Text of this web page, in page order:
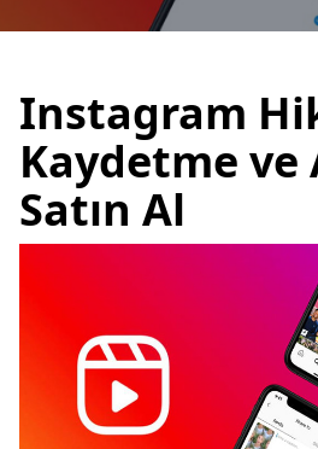
Instagram
Kaydetme ve
Satın Al